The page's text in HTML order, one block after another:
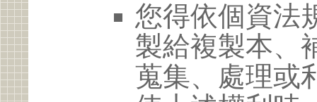
您得依個資法
製給複製本、
蒐集、處理或